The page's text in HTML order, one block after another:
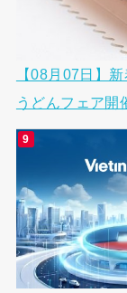
【08月07日】
うどんフェア開